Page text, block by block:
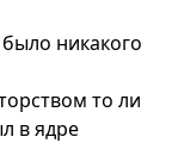
никакого
то ли
в ядре